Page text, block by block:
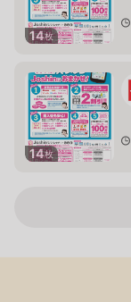
14枚
14枚